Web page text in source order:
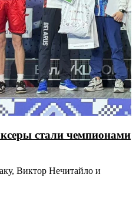
стали чемпионами
Виктор Нечитайло и